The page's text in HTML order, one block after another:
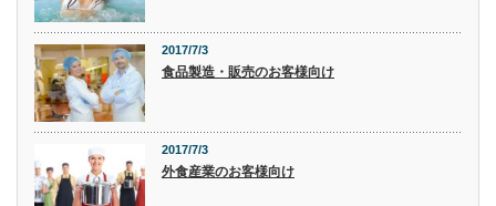
2017/7/3
食品製造・販売のお客様向け
2017/7/3
外食産業のお客様向け